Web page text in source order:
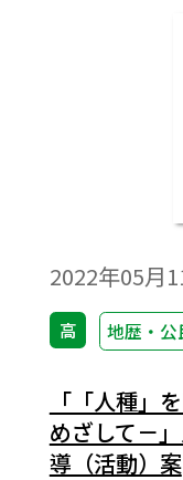
オーストラリ
差別の事例な
もち、人類の
より異なる人
りだされた概
差別をなくす
2022年05月
高 地歴・公
「「人種」
めざして－
導（活動）案